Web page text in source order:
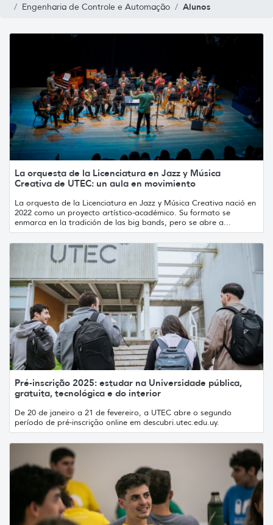
Engenharia de Controle e Automação
Alunos
La orquesta de la Licenciatura en Jazz y Música
Creativa de UTEC: un aula en movimiento
La orquesta de la Licenciatura en Jazz y Música Creativa nació en
2022 como un proyecto artístico-académico. Su formato se
enmarca en la tradición de las big bands, pero se abre a...
Pré-inscrição 2025: estudar na Universidade pública,
gratuita, tecnológica e do interior
De 20 de janeiro a 21 de fevereiro, a UTEC abre o segundo
período de pré-inscrição online em descubri.utec.edu.uy.